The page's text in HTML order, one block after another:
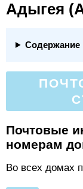
Адыгея
Содержание
Почтовые
номерам
Во всех домах